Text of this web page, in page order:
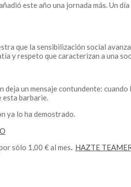
este año una jornada más. Un
que la sensibilización social
y respeto que caracterizan a una
un mensaje contundente:
esta barbarie.
ya lo ha demostrado.
sólo 1,00 € al mes. HAZTE